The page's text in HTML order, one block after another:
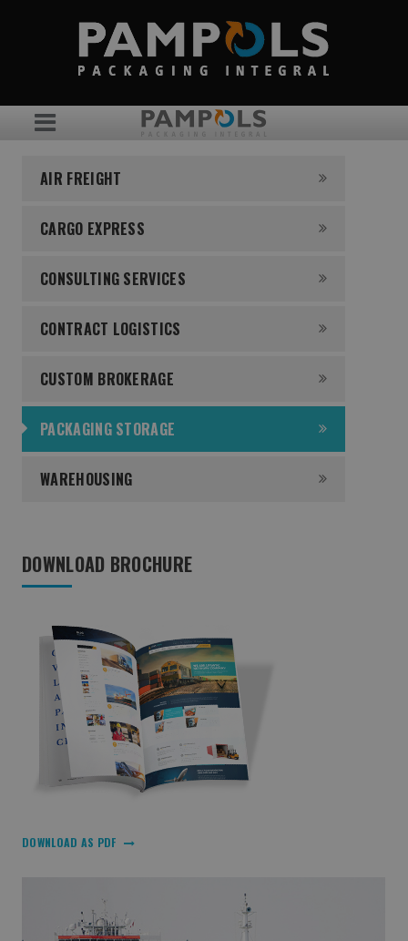
AIR FREIGHT
CARGO EXPRESS
CONSULTING SERVICES
CONTRACT LOGISTICS
CUSTOM BROKERAGE
PACKAGING STORAGE
WAREHOUSING
DOWNLOAD BROCHURE
DOWNLOAD AS PDF